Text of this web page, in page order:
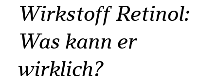
Wirkstoff Retinol:
Was kann er
wirklich?